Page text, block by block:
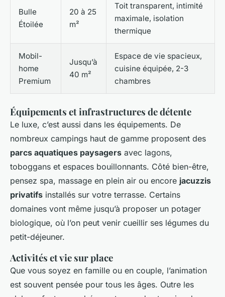
Bulle
Étoilée
20 à 25
m²
Toit transparent, intimité
maximale, isolation
thermique
Mobil-
home
Premium
Jusqu’à
40 m²
Espace de vie spacieux,
cuisine équipée, 2-3
chambres
Équipements et infrastructures de détente
Le luxe, c’est aussi dans les équipements. De
nombreux campings haut de gamme proposent des
parcs aquatiques paysagers avec lagons,
toboggans et espaces bouillonnants. Côté bien-être,
pensez spa, massage en plein air ou encore jacuzzis
privatifs installés sur votre terrasse. Certains
domaines vont même jusqu’à proposer un potager
biologique, où l’on peut venir cueillir ses légumes du
petit-déjeuner.
Activités et vie sur place
Que vous soyez en famille ou en couple, l’animation
est souvent pensée pour tous les âges. Outre les